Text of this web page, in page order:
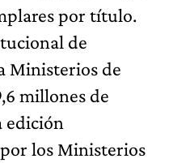
por título.
de
Ministerios de
millones de
edición
los Ministerios